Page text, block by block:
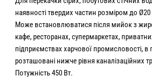
наявності твердих частин розміром до
Може встановлюватися після мийок з
кафе, ресторанах, супермаркетах,
підприємствах харчової промисловості,
розташовані нижче рівня каналізаційних
Потужність 450 Вт.